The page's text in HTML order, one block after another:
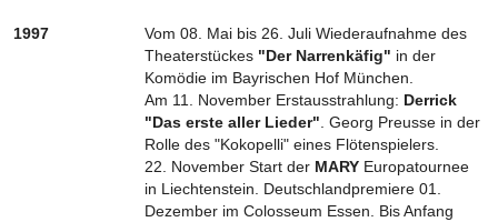
1997
Vom 08. Mai bis 26. Juli Wiederaufnahme des
Theaterstückes "Der Narrenkäfig" in der
Komödie im Bayrischen Hof München.
Am 11. November Erstausstrahlung: Derrick
"Das erste aller Lieder" . Georg Preusse in der
Rolle des "Kokopelli" eines Flötenspielers.
22. November Start der MARY Europatournee
in Liechtenstein. Deutschlandpremiere 01.
Dezember im Colosseum Essen. Bis Anfang